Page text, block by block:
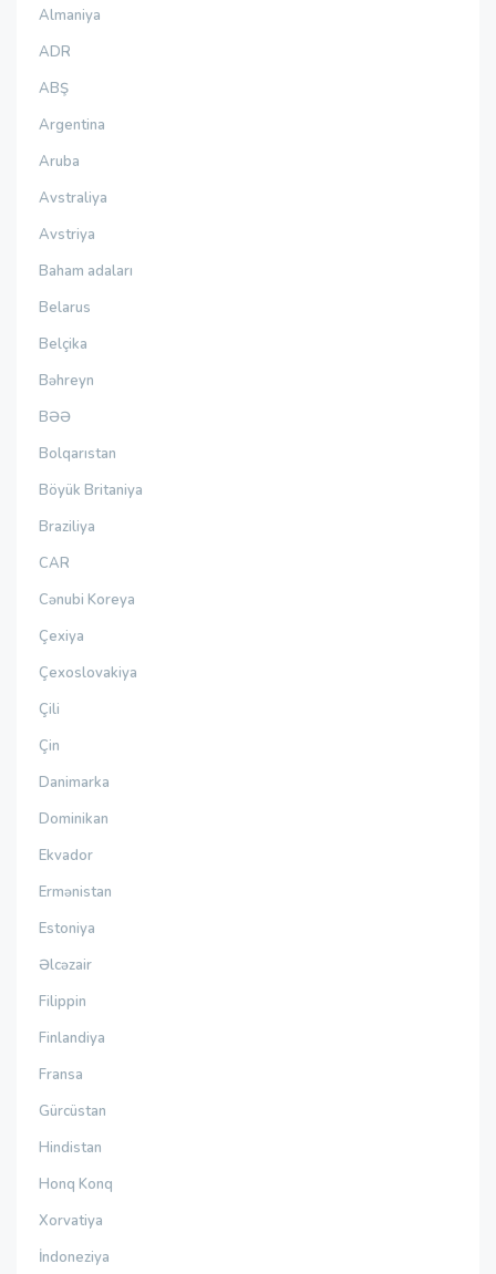
Almaniya
ADR
ABŞ
Argentina
Aruba
Avstraliya
Avstriya
Baham adaları
Belarus
Belçika
Bəhreyn
BƏƏ
Bolqarıstan
Böyük Britaniya
Braziliya
CAR
Cənubi Koreya
Çexiya
Çexoslovakiya
Çili
Çin
Danimarka
Dominikan
Ekvador
Ermənistan
Estoniya
Əlcəzair
Filippin
Finlandiya
Fransa
Gürcüstan
Hindistan
Honq Konq
Xorvatiya
İndoneziya